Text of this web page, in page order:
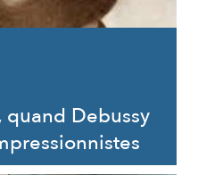
quand Debussy